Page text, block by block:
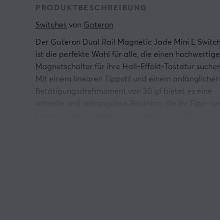
PRODUKTBESCHREIBUNG
Switches von Gateron
Der Gateron Dual Rail Magnetic Jade Mini E Switch
ist die perfekte Wahl für alle, die einen
Magnetschalter für ihre Hall-Effekt-Tastatur
Mit einem linearen Tippstil und einem anfänglichen
Betätigungsdrehmoment von 30 gf bietet es eine